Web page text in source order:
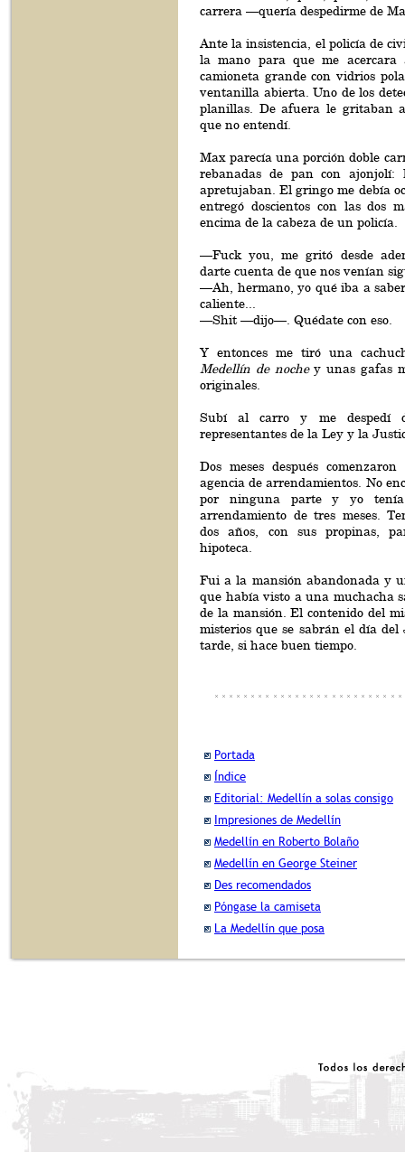
carrera —quería despedirme de
Ante la insistencia, el policía de
la mano para que me
camioneta grande con vidrios
ventanilla abierta. Uno de los
planillas. De afuera le gritaban
que no entendí.
Max parecía una porción doble
rebanadas de pan con ajonjolí:
apretujaban. El gringo me debía
entregó doscientos con las dos
encima de la cabeza de un policía.
—Fuck you, me gritó desde
darte cuenta de que nos venían
—Ah, hermano, yo qué iba a
caliente...
—Shit —dijo—. Quédate con eso.
Y entonces me tiró una
Medellín de nochey unas gafas
originales.
Subí al carro y me despedí
representantes de la Ley y la
Dos meses después
agencia de arrendamientos. No
por ninguna parte y yo
arrendamiento de tres meses.
dos años, con sus propinas,
hipoteca.
Fui a la mansión abandonada y
que había visto a una muchacha
de la mansión. El contenido del
misterios que se sabrán el día
tarde, si hace buen tiempo.
Portada
Índice
Editorial: Medellín a solas consigo
Impresiones de Medellín
Medellín en Roberto Bolaño
Medellín en George Steiner
Des recomendados
Póngase la camiseta
La Medellín que posa